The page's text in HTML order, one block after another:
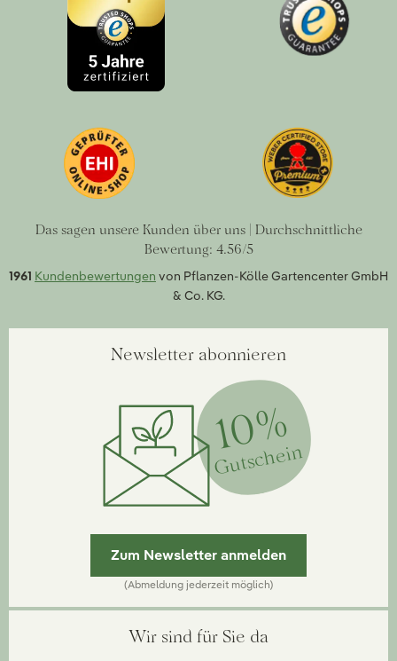
Das sagen unsere Kunden über uns | Durchschnittliche
Bewertung: 4.56/5
1961 Kundenbewertungen von Pflanzen-Kölle Gartencenter GmbH
& Co. KG.
Newsletter abonnieren
10%
Gutschein
Zum Newsletter anmelden
(Abmeldung jederzeit möglich)
Wir sind für Sie da